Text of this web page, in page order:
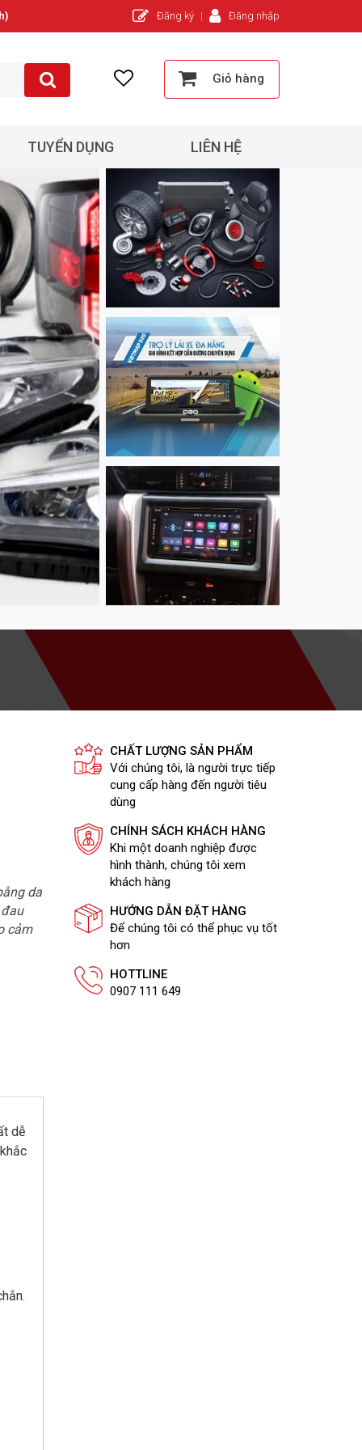
Đăng ký Đăng nhập
Giỏ hàng
TUYỂN DỤNG LIÊN HỆ
da
cảm
CHẤT LƯỢNG SẢN PHẨM
Với chúng tôi, là người trực tiếp
cung cấp hàng đến người tiêu
dùng
CHÍNH SÁCH KHÁCH HÀNG
Khi một doanh nghiệp được
hình thành, chúng tôi xem
khách hàng
HƯỚNG DẪN ĐẶT HÀNG
Để chúng tôi có thể phục vụ tốt
hơn
HOTTLINE
0907 111 649
dễ